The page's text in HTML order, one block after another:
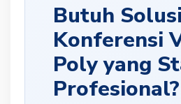
Butuh Solusi
Konferensi
Poly yang
Profesional?